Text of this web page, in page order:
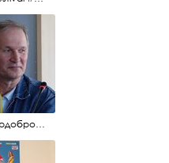
#фёдордобронравов #кино #хорошеекино #жилибыли